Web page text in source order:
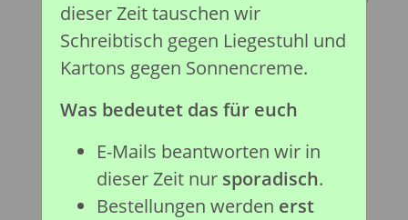
dieser Zeit tauschen wir
Schreibtisch gegen Liegestuhl und
Kartons gegen Sonnencreme.
Was bedeutet das für euch
E-Mails beantworten wir in
dieser Zeit nur sporadisch.
Bestellungen werden erst